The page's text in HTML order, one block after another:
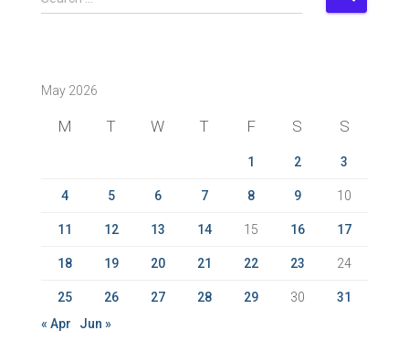
e
h
May 2026
M T W T F S S
1 2 3
4 5 6 7 8 9 10
11 12 13 14 15 16 17
18 19 20 21 22 23 24
25 26 27 28 29 30
31
« Apr
Jun »